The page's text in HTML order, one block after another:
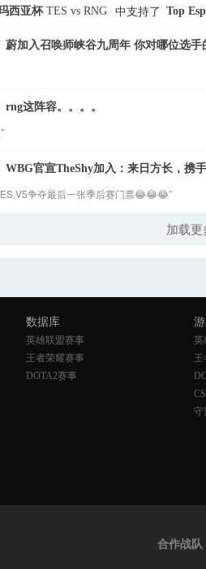
西亚杯TES vs RNG 中支持了 Top
蔚加入召唤师峡谷九周年 你对哪位选手
rng这阵容。。。。
WBG官宣TheShy加入：来日方长，携手
争夺最后一张季后赛门票😂😂😂”
加载更
数据库
英雄联盟赛事
王者荣耀赛事
DOTA2赛事
英
王
守
合作战队